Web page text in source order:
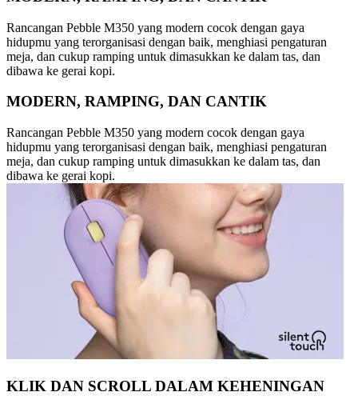
Rancangan Pebble M350 yang modern cocok dengan gaya
hidupmu yang terorganisasi dengan baik, menghiasi pengaturan
meja, dan cukup ramping untuk dimasukkan ke dalam tas, dan
dibawa ke gerai kopi.
MODERN, RAMPING, DAN CANTIK
Rancangan Pebble M350 yang modern cocok dengan gaya
hidupmu yang terorganisasi dengan baik, menghiasi pengaturan
meja, dan cukup ramping untuk dimasukkan ke dalam tas, dan
dibawa ke gerai kopi.
KLIK DAN SCROLL DALAM KEHENINGAN